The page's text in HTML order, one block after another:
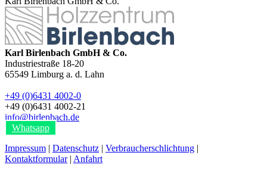
Karl Birlenbach GmbH & Co.
Industriestraße 18-20
65549 Limburg a. d. Lahn
+49 (0)6431 4002-0
+49 (0)6431 4002-21
info@birlenbach.de
Whatsapp
Impressum | Datenschutz | Verbraucherschlichtung |
Kontaktformular| Anfahrt